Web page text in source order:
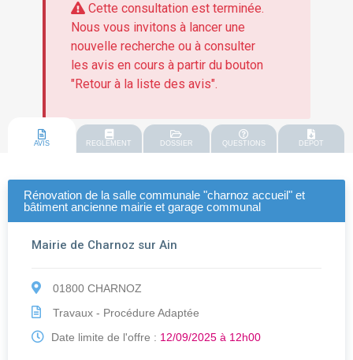
Cette consultation est terminée.
Nous vous invitons à lancer une
nouvelle recherche ou à consulter
les avis en cours à partir du bouton
"Retour à la liste des avis".
AVIS REGLEMENT DOSSIER QUESTIONS DEPOT
Rénovation de la salle communale "charnoz accueil" et
bâtiment ancienne mairie et garage communal
Mairie de Charnoz sur Ain
01800 CHARNOZ
Travaux - Procédure Adaptée
Date limite de l'offre : 12/09/2025 à 12h00